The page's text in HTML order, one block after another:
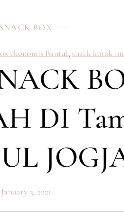
SNACK BOX
ekonomis Bantul, snack kotak
DI
January 3, 2021